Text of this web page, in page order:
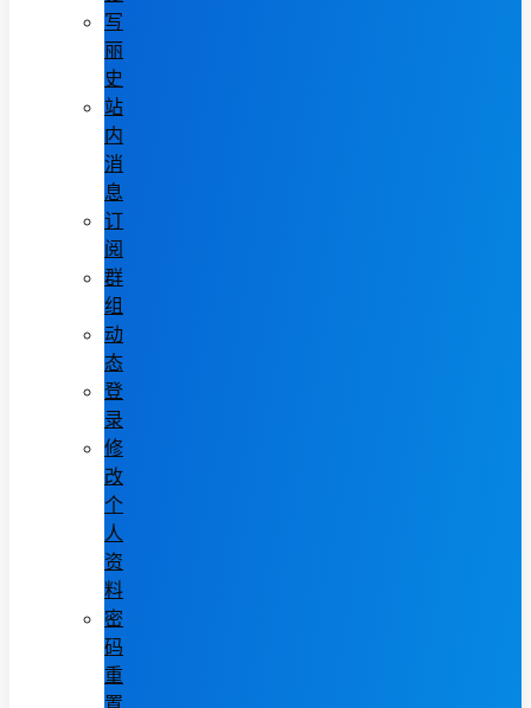
写
丽
史
站
内
消
息
订
阅
群
组
动
态
登
录
修
改
个
人
资
料
密
码
重